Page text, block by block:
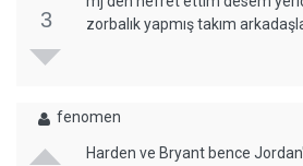
3
zorbalık yapmış takım
fenomen
Harden ve Bryant bence